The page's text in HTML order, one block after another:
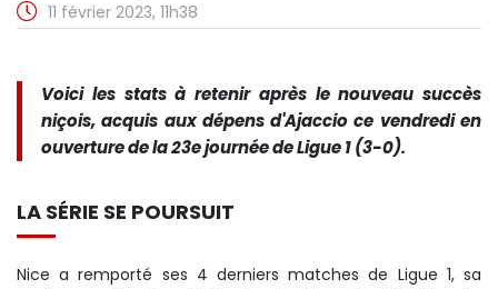
11 février 2023, 11h38
Voici les stats à retenir après le nouveau succès
niçois, acquis aux dépens d'Ajaccio ce vendredi en
ouverture de la 23e journée de Ligue 1 (3-0).
LA SÉRIE SE POURSUIT
Nice a remporté ses 4 derniers matches de Ligue 1, sa